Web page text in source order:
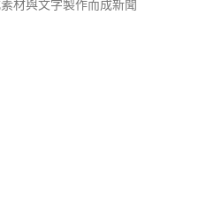
材與文字製作而成新聞